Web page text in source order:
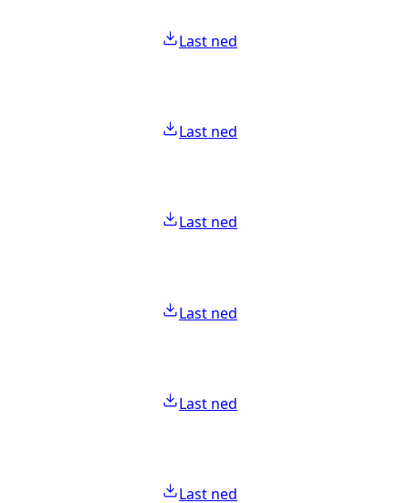
Last ned
Last ned
Last ned
Last ned
Last ned
Last ned